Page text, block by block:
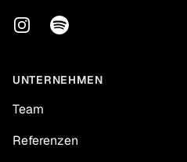
Instagram
Spotify
UNTERNEHMEN
Team
Referenzen